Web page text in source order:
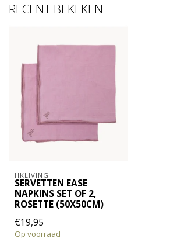
RECENT BEKEKEN
HKLIVING
SERVETTEN EASE
NAPKINS SET OF 2,
ROSETTE (50X50CM)
€19,95
Op voorraad